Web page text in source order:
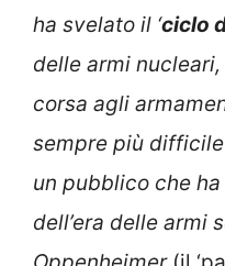
ha svelato il ‘ciclo
delle armi
corsa agli
sempre più
un pubblico che
dell’era delle armi